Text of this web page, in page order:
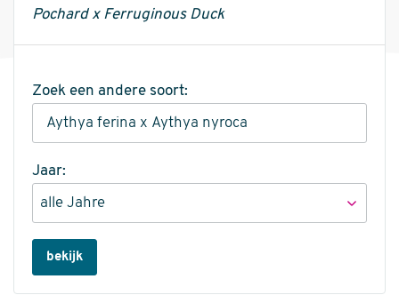
Pochard x Ferruginous Duck
Zoek een andere soort:
Jaar:
bekijk